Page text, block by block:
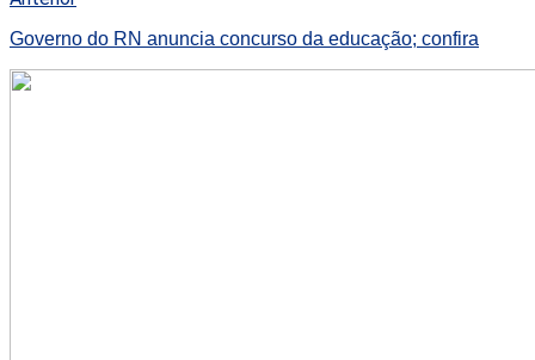
Governo do RN anuncia concurso da educação; confira